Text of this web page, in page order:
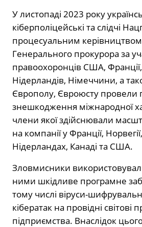
У листопаді 2023 року
кіберполіцейські та слідчі
процесуальним
Генерального прокурора за
правоохоронців США, Франції,
Нідерландів, Німеччини, а
Європолу, Євроюсту провели
знешкодження міжнародної
члени якої здійснювали
на компанії у Франції,
Нідерландах, Канаді та США.
Зловмисники
ними шкідливе програмне
тому числі віруси-
кібератак на провідні світові
підприємства. Внаслідок